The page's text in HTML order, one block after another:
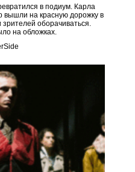
в подиум. Карла
на красную дорожку в
оборачиваться.
на обложках.